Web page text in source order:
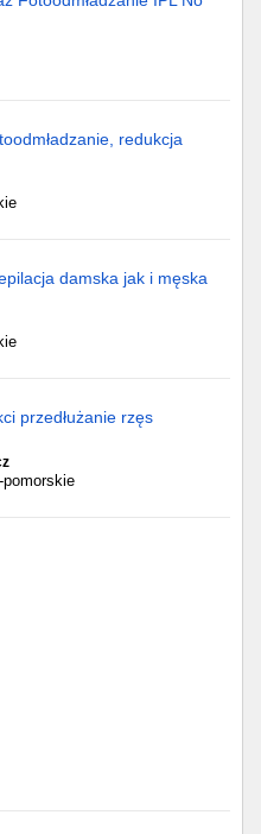
redukcja
damska jak i męska
przedłużanie rzęs
pomorskie